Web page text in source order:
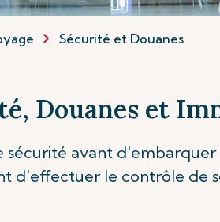
Sécurité et Douanes
Douanes et
avant
d'effectuer le contrôle de